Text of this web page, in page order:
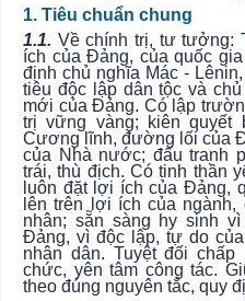
1. Tiêu chuẩn chung
1.1. Về chính trị, tư tưởng:
ích của Đảng, của quốc
định chủ nghĩa Mác -
tiêu độc lập dân tộc và
mới của Đảng. Có lập
trị vững vàng; kiên quyết
Cương lĩnh, đường lối của
của Nhà nước; đấu tranh
trái, thù địch. Có tinh thần
luôn đặt lợi ích của Đảng,
lên trên lợi ích của
nhân; sẵn sàng hy sinh
Đảng, vì độc lập, tự do
nhân dân. Tuyệt đối
chức, yên tâm công tác.
theo đúng nguyên tắc, quy